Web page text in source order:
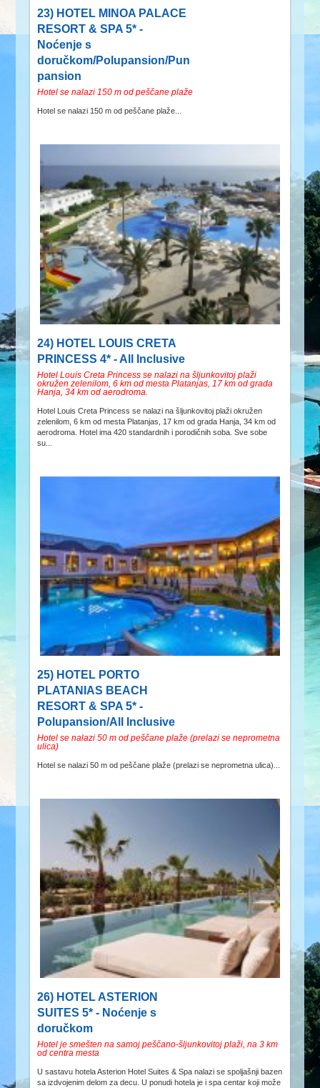
23) HOTEL MINOA PALACE
RESORT & SPA 5* -
Noćenje s
doručkom/Polupansion/Pun
pansion
Hotel se nalazi 150 m od peščane plaže
Hotel se nalazi 150 m od peščane plaže...
24) HOTEL LOUIS CRETA
PRINCESS 4* - All Inclusive
Hotel Louis Creta Princess se nalazi na šljunkovitoj plaži
okružen zelenilom, 6 km od mesta Platanjas, 17 km od grada
Hanja, 34 km od aerodroma.
Hotel Louis Creta Princess se nalazi na šljunkovitoj plaži okružen
zelenilom, 6 km od mesta Platanjas, 17 km od grada Hanja, 34 km od
aerodroma. Hotel ima 420 standardnih i porodičnih soba. Sve sobe
su...
25) HOTEL PORTO
PLATANIAS BEACH
RESORT & SPA 5* -
Polupansion/All Inclusive
Hotel se nalazi 50 m od peščane plaže (prelazi se neprometna
ulica)
Hotel se nalazi 50 m od peščane plaže (prelazi se neprometna ulica)...
26) HOTEL ASTERION
SUITES 5* - Noćenje s
doručkom
Hotel je smešten na samoj peščano-šljunkovitoj plaži, na 3 km
od centra mesta
U sastavu hotela Asterion Hotel Suites & Spa nalazi se spoljašnji bazen
sa izdvojenim delom za decu. U ponudi hotela je i spa centar koji može